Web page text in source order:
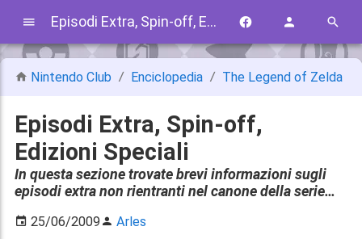
Episodi Extra, Spin-off, Edizioni Speciali
Nintendo Club Enciclopedia The Legend of Zelda
Episodi Extra, Spin-off,
Edizioni Speciali
In questa sezione trovate brevi informazioni sugli
episodi extra non rientranti nel canone della serie…
25/06/2009 Arles